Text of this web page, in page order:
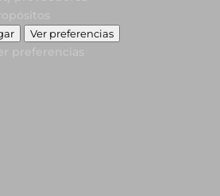
Ver preferencias